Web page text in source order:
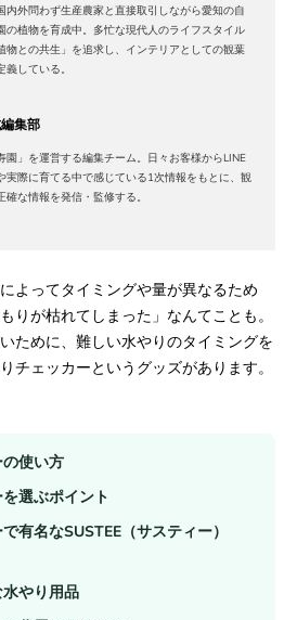
内外問わず生産農家と直接取引しながら愛知の自
の植物を育成中。多忙な現代人のライフスタイル
物との共生」を追求し、インテリアとしての観葉
している。
集部
園」を運営する編集チーム。日々お客様からLINE
実際に育てる中で感じている1次情報をもとに、観
な情報を発信・監修する。
よってタイミングや量が異なるため
りが枯れてしまった」なんてことも。
ために、難しい水やりのタイミングを
チェッカーというグッズがあります。
使い方
選ぶポイント
有名なSUSTEE（サスティー）
やり用品